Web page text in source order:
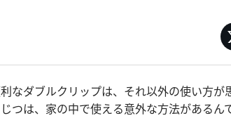
なダブルクリップは、それ以外の使い方が
つは、家の中で使える意外な方法があるん